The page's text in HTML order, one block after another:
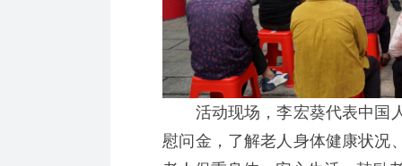
活动现场，李宏葵代表中国人
慰问金，了解老人身体健康状况